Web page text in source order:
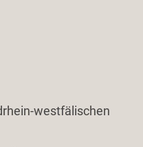
westfälischen